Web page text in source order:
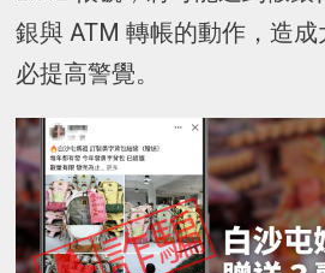
銀與 ATM 轉帳的動作，造
必提高警覺。